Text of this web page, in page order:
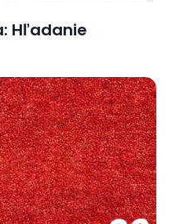
Hľadanie